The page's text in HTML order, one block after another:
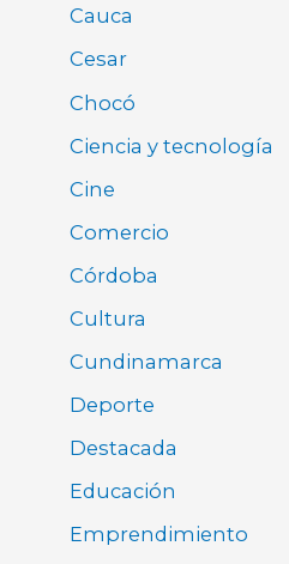
Cauca
Cesar
Chocó
Ciencia y tecnología
Cine
Comercio
Córdoba
Cultura
Cundinamarca
Deporte
Destacada
Educación
Emprendimiento